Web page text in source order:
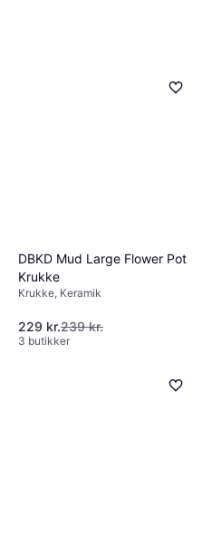
DBKD Mud Large Flower Pot
Krukke
Krukke, Keramik
229 kr.239 kr.
3 butikker